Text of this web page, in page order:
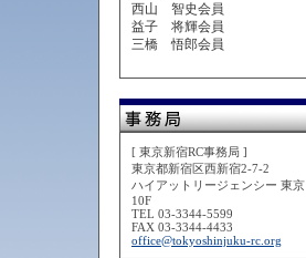
西山 智史会員
益子 将輝会員
三橋 悟郎会員
[ 東京新宿RC事務局 ]
東京都新宿区西新宿2-7-2
ハイアットリージェンシー 東京
10F
TEL 03-3344-5599
FAX 03-3344-4433
office@tokyoshinjuku-rc.org